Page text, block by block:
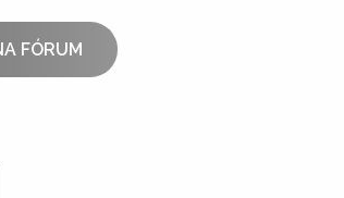
FÓRUM